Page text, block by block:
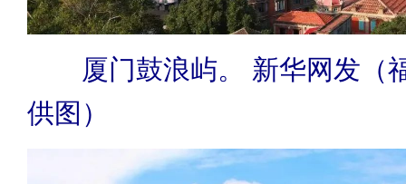
厦门鼓浪屿。 新华网发（
供图）